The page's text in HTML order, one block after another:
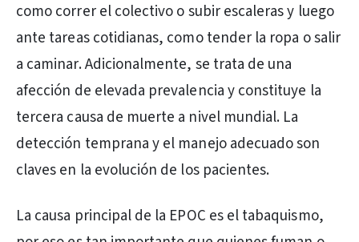
como correr el colectivo o subir escaleras y luego
ante tareas cotidianas, como tender la ropa o salir
a caminar. Adicionalmente, se trata de una
afección de elevada prevalencia y constituye la
tercera causa de muerte a nivel mundial. La
detección temprana y el manejo adecuado son
claves en la evolución de los pacientes.
La causa principal de la EPOC es el tabaquismo,